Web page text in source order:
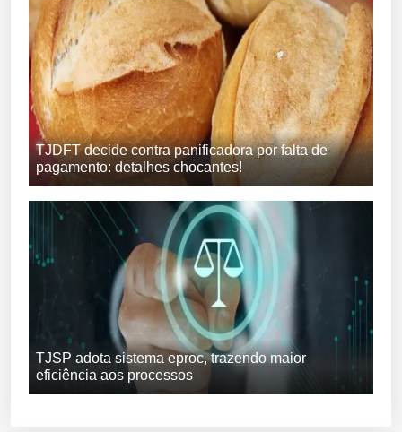
TJDFT decide contra panificadora por falta de
pagamento: detalhes chocantes!
TJSP adota sistema eproc, trazendo maior
eficiência aos processos